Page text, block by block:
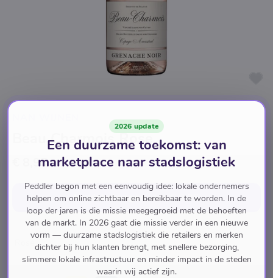
Beau Charmois Rose
€ 8,95
In winkelwagenvoor € 8,95
2026 update
Een duurzame toekomst: van
marketplace naar stadslogistiek
Peddler begon met een eenvoudig idee: lokale ondernemers
helpen om online zichtbaar en bereikbaar te worden. In de
loop der jaren is die missie meegegroeid met de behoeften
van de markt. In 2026 gaat die missie verder in een nieuwe
vorm — duurzame stadslogistiek die retailers en merken
dichter bij hun klanten brengt, met snellere bezorging,
slimmere lokale infrastructuur en minder impact in de steden
waarin wij actief zijn.